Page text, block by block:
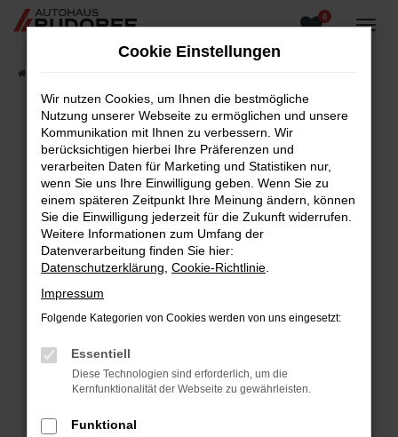
Zum
0
Fehler: Network Error
Beim Laden ist ein Fehler aufgetreten.
Hier sind ein paar Tipps, die dir helfen können:
Überprüfe deine Firewall und deine
Internetverbindung.
Laden andere Webseiten, zum Beispiel deine
Suchmaschine?
Prüfe deine Browsererweiterungen.
Manche Erweiterungen, wie Werbeblocker,
können das Laden bestimmter Seiten
verhindern. Funktioniert die Seite in einem
Fenster?
Cookie Einstellungen
Wir nutzen Cookies, um Ihnen die bestmögliche
Nutzung unserer Webseite zu ermöglichen und unsere
Kommunikation mit Ihnen zu verbessern. Wir
berücksichtigen hierbei Ihre Präferenzen und
verarbeiten Daten für Marketing und Statistiken nur,
wenn Sie uns Ihre Einwilligung geben. Wenn Sie zu
einem späteren Zeitpunkt Ihre Meinung ändern, können
Sie die Einwilligung jederzeit für die Zukunft widerrufen.
Weitere Informationen zum Umfang der
Datenverarbeitung finden Sie hier:
Datenschutzerklärung Cookie-Richtlinie
Impressum
Folgende Kategorien von Cookies werden von uns eingesetzt:
Essentiell
Diese Technologien sind erforderlich, um die
Kernfunktionalität der Webseite zu gewährleisten.
Funktional